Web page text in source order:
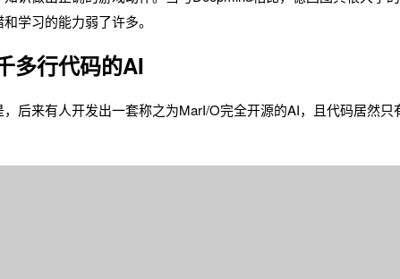
学习的能力弱了许多。
多行代码的AI
后来有人开发出一套称之为MarI/O完全开源的AI，且代码居然只